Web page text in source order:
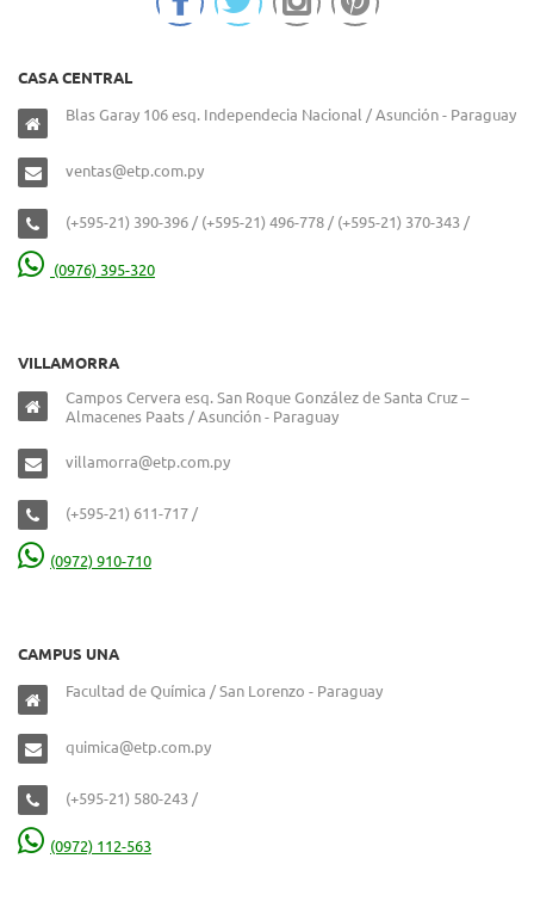
CASA CENTRAL
Blas Garay 106 esq. Independecia Nacional / Asunción - Paraguay
ventas@etp.com.py
(+595-21) 390-396 / (+595-21) 496-778 / (+595-21) 370-343 /
(0976) 395-320
VILLAMORRA
Campos Cervera esq. San Roque González de Santa Cruz –
Almacenes Paats / Asunción - Paraguay
villamorra@etp.com.py
(+595-21) 611-717 /
(0972) 910-710
CAMPUS UNA
Facultad de Química / San Lorenzo - Paraguay
quimica@etp.com.py
(+595-21) 580-243 /
(0972) 112-563